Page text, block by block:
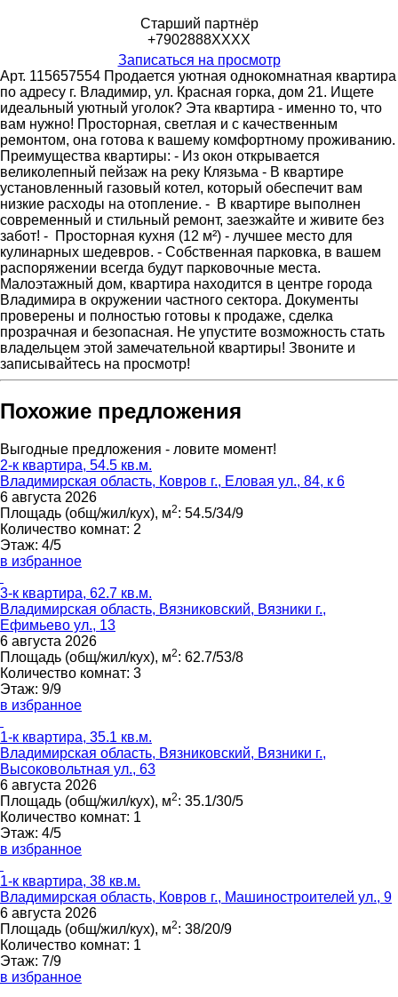
Старший партнёр
+7902888XXXX
Записаться на просмотр
Арт. 115657554 Продается уютная однокомнатная квартира
по адресу г. Владимир, ул. Красная горка, дом 21. Ищете
идеальный уютный уголок? Эта квартира - именно то, что
вам нужно! Просторная, светлая и с качественным
ремонтом, она готова к вашему комфортному проживанию.
Преимущества квартиры: - Из окон открывается
великолепный пейзаж на реку Клязьма - В квартире
установленный газовый котел, который обеспечит вам
низкие расходы на отопление. - ️ В квартире выполнен
современный и стильный ремонт, заезжайте и живите без
забот! - ️ Просторная кухня (12 м²) - лучшее место для
кулинарных шедевров. - Собственная парковка, в вашем
распоряжении всегда будут парковочные места.
Малоэтажный дом, квартира находится в центре города
Владимира в окружении частного сектора. Документы
проверены и полностью готовы к продаже, сделка
прозрачная и безопасная. Не упустите возможность стать
владельцем этой замечательной квартиры! Звоните и
записывайтесь на просмотр!
Похожие предложения
Выгодные предложения - ловите момент!
2-к квартира, 54.5 кв.м.
Владимирская область, Ковров г., Еловая ул., 84, к 6
6 августа 2026
Площадь (общ/жил/кух), м2: 54.5/34/9
Количество комнат: 2
Этаж: 4/5
в избранное
3-к квартира, 62.7 кв.м.
Владимирская область, Вязниковский, Вязники г.,
Ефимьево ул., 13
6 августа 2026
Площадь (общ/жил/кух), м2: 62.7/53/8
Количество комнат: 3
Этаж: 9/9
в избранное
1-к квартира, 35.1 кв.м.
Владимирская область, Вязниковский, Вязники г.,
Высоковольтная ул., 63
6 августа 2026
Площадь (общ/жил/кух), м2: 35.1/30/5
Количество комнат: 1
Этаж: 4/5
в избранное
1-к квартира, 38 кв.м.
Владимирская область, Ковров г., Машиностроителей ул., 9
6 августа 2026
Площадь (общ/жил/кух), м2: 38/20/9
Количество комнат: 1
Этаж: 7/9
в избранное